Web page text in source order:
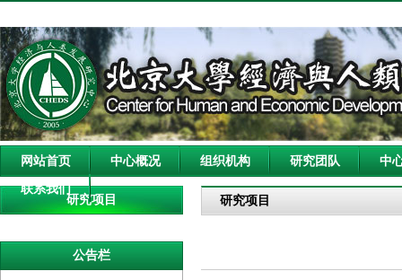
网站首页 中心概况 组织机构 研究团队 中
联系我们
研究项目
公告栏
研究项目